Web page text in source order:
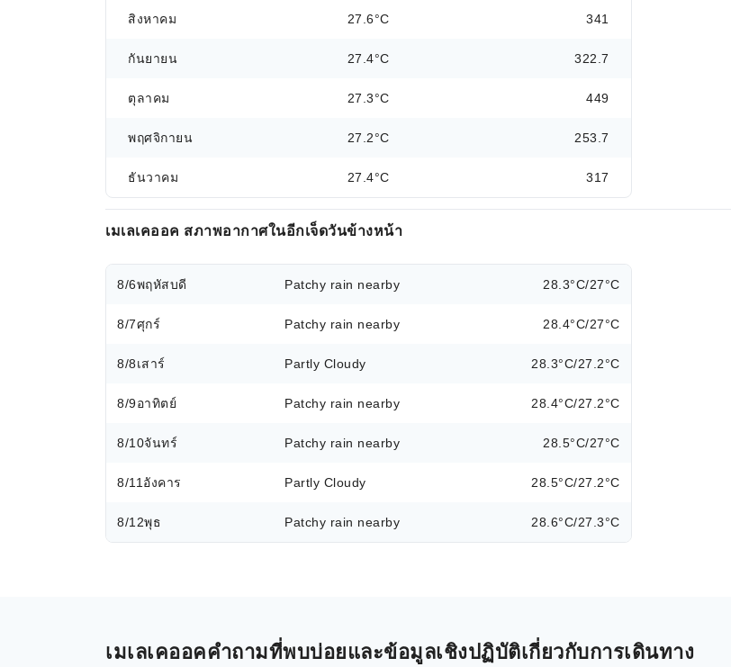
สิงหาคม 27.6°C 341
กันยายน 27.4°C 322.7
ตุลาคม 27.3°C 449
พฤศจิกายน 27.2°C 253.7
ธันวาคม 27.4°C 317
เมเลเคออค สภาพอากาศในอีกเจ็ดวันข้างหน้า
8/6พฤหัสบดี Patchy rain nearby 28.3°C/27°C
8/7ศุกร์ Patchy rain nearby 28.4°C/27°C
8/8เสาร์ Partly Cloudy 28.3°C/27.2°C
8/9อาทิตย์ Patchy rain nearby 28.4°C/27.2°C
8/10จันทร์ Patchy rain nearby 28.5°C/27°C
8/11 อังคาร Partly Cloudy 28.5°C/27.2°C
8/12พุธ Patchy rain nearby 28.6°C/27.3°C
เมเลเคออคคำถามที่พบบ่อยและข้อมูลเชิงปฏิบัติเกี่ยวกับการเดินทาง